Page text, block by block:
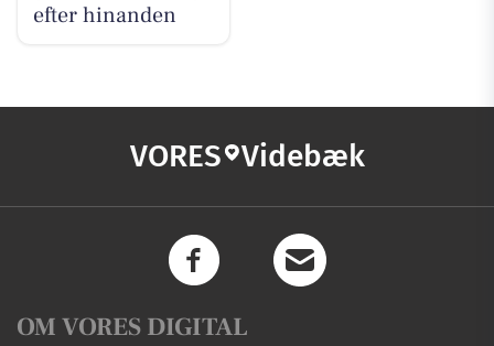
efter hinanden
VORES Videbæk
OM VORES DIGITAL